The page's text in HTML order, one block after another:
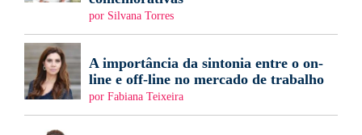
por Silvana Torres
A importância da sintonia entre o on-
line e off-line no mercado de trabalho
por Fabiana Teixeira